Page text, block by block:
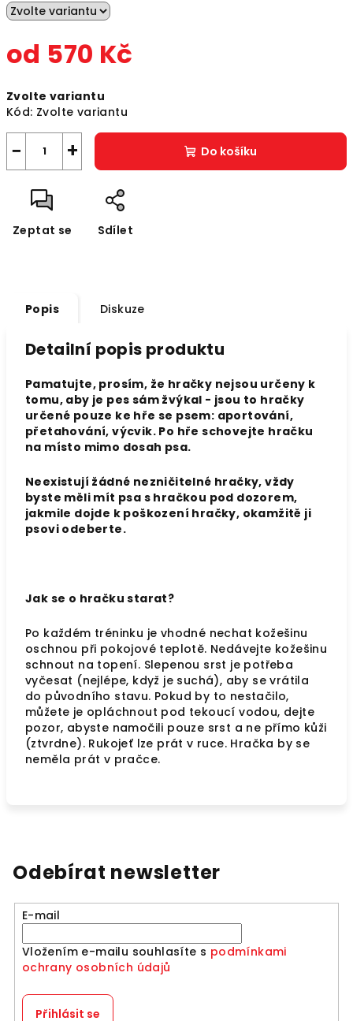
od 570 Kč
cena:
Zvolte variantu
Kód: Zvolte variantu
+
− Do košíku
Zeptat se Sdílet
Popis Diskuze
Detailní popis produktu
Pamatujte, prosím, že hračky nejsou určeny k
tomu, aby je pes sám žvýkal - jsou to hračky
určené pouze ke hře se psem: aportování,
přetahování, výcvik. Po hře schovejte hračku
na místo mimo dosah psa.
Neexistují žádné nezničitelné hračky, vždy
byste měli mít psa s hračkou pod dozorem,
jakmile dojde k poškození hračky, okamžitě ji
psovi odeberte.
Jak se o hračku starat?
Po každém tréninku je vhodné nechat kožešinu
oschnou při pokojové teplotě. Nedávejte kožešinu
schnout na topení. Slepenou srst je potřeba
vyčesat (nejlépe, když je suchá), aby se vrátila
do původního stavu. Pokud by to nestačilo,
můžete je opláchnout pod tekoucí vodou, dejte
pozor, abyste namočili pouze srst a ne přímo kůži
(ztvrdne). Rukojeť lze prát v ruce. Hračka by se
neměla prát v pračce.
Odebírat newsletter
E-mail
Vložením e-mailu souhlasíte s podmínkami
ochrany osobních údajů
Přihlásit se